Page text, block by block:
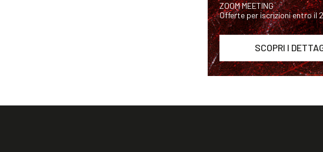
ZOOM MEETING
Offerte per iscrizioni entro il
SCOPRI I